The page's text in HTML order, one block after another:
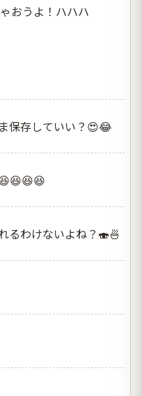
おうよ！ハハハ
保存していい？😍😂
るわけないよね？🍣🍜